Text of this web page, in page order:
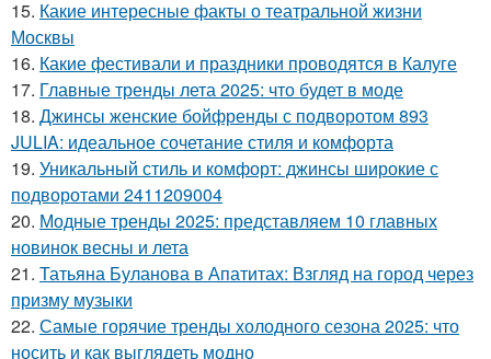
15. Какие интересные факты о театральной жизни
Москвы
16. Какие фестивали и праздники проводятся в Калуге
17. Главные тренды лета 2025: что будет в моде
18. Джинсы женские бойфренды с подворотом 893
JULIA: идеальное сочетание стиля и комфорта
19. Уникальный стиль и комфорт: джинсы широкие с
подворотами 2411209004
20. Модные тренды 2025: представляем 10 главных
новинок весны и лета
21. Татьяна Буланова в Апатитах: Взгляд на город через
призму музыки
22. Самые горячие тренды холодного сезона 2025: что
носить и как выглядеть модно